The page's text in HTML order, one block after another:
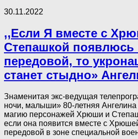
30.11.2022
,,Если Я вместе с
Степашкой появлюсь
передовой, то
станет стыдно»
Знаменитая экс-ведущая
ночи, малыши» 80-летняя Ангелина
магию персонажей Хрюши и
если она появится вместе с
передовой в зоне специальной